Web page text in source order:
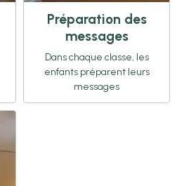
Préparation des
messages
Dans chaque classe, les
enfants préparent leurs
messages